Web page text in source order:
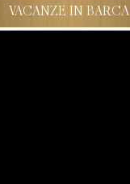
VACANZE IN BARCA